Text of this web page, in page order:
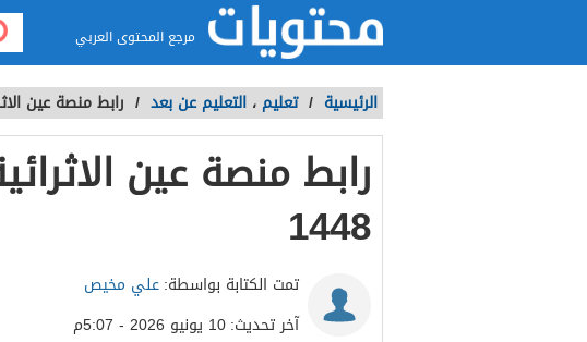
مرجع المحتوى العربي
الرئيسية / تعليم ، التعليم عن بعد / رابط منصة عين
رابط منصة عين
1448
تمت الكتابة بواسطة:علي مخيص
آخر تحديث:10 يونيو 2026 - 5:07م